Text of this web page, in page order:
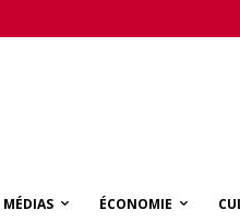
MÉDIAS ÉCONOMIE